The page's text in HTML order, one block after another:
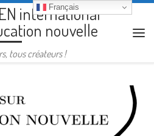
international
nouvelle
tous créateurs !
Français